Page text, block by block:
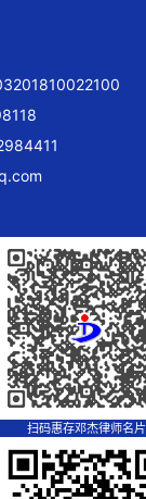
扫码惠存邓杰律师名片